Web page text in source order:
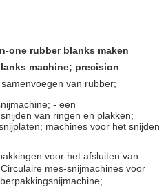
one rubber blanks maken
machine; precision
van rubber;
- een
van ringen en plakken;
machines voor het snijden
voor het afsluiten van
mes-snijmachines voor